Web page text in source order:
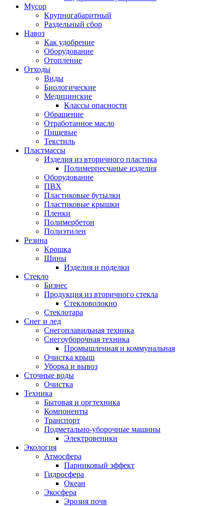
Мусор
Крупногабаритный
Раздельный сбор
Навоз
Как удобрение
Оборудование
Отопление
Отходы
Виды
Биологические
Медицинские
Классы опасности
Обращение
Отработанное масло
Пищевые
Текстиль
Пластмассы
Изделия из вторичного пластика
Полимерпесчаные изделия
Оборудование
ПВХ
Пластиковые бутылки
Пластиковые крышки
Пленки
Полимербетон
Полиэтилен
Резина
Крошка
Шины
Изделия и поделки
Стекло
Бизнес
Продукция из вторичного стекла
Стекловолокно
Стеклотара
Снег и лед
Снегоплавильная техника
Снегоуборочная техника
Промышленная и коммунальная
Очистка крыш
Уборка и вывоз
Сточные воды
Очистка
Техника
Бытовая и оргтехника
Компоненты
Транспорт
Подметально-уборочные машины
Электровеники
Экология
Атмосфера
Парниковый эффект
Гидросфера
Океан
Экосфера
Эрозия почв